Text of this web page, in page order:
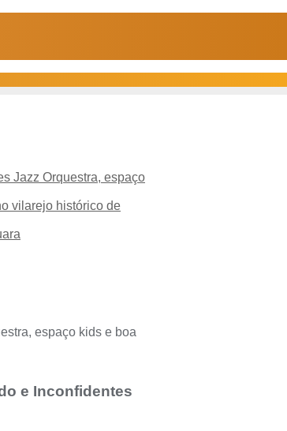
Jazz Orquestra, espaço
vilarejo histórico de
e Inconfidentes